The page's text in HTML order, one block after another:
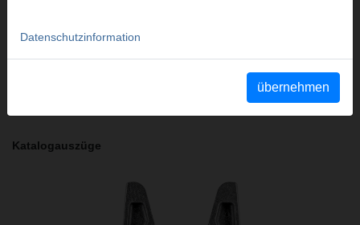
Sicherheitshinweise PZ/PR/ZZ/PZ E01/Kabelschere
Katalogauszüge
Datenschutzinformation
übernehmen